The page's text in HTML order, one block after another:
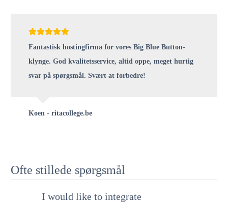
Fantastisk hostingfirma for vores Big Blue Button-
klynge. God kvalitetsservice, altid oppe, meget hurtig
svar på spørgsmål. Svært at forbedre!
Koen - ritacollege.be
Ofte stillede spørgsmål
I would like to integrate